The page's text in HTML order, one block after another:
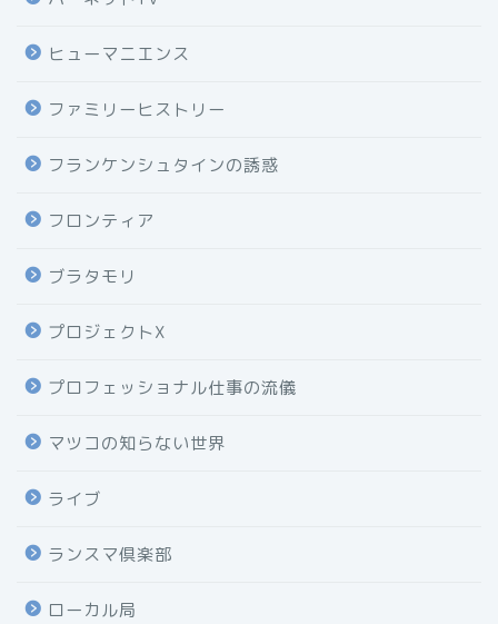
ヒューマニエンス
ファミリーヒストリー
フランケンシュタインの誘惑
フロンティア
ブラタモリ
プロジェクトX
プロフェッショナル仕事の流儀
マツコの知らない世界
ライブ
ランスマ倶楽部
ローカル局